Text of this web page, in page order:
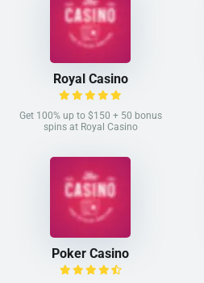
Royal Casino
Get 100% up to $150 + 50 bonus
spins at Royal Casino
Poker Casino